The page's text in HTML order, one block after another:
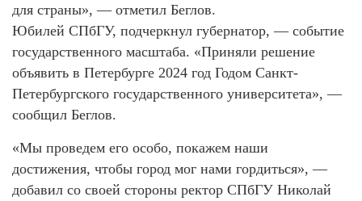
для страны», — отметил Беглов.
Юбилей СПбГУ, подчеркнул губернатор, — событие
государственного масштаба. «Приняли решение
объявить в Петербурге 2024 год Годом Санкт-
Петербургского государственного университета», —
сообщил Беглов.
«Мы проведем его особо, покажем наши
достижения, чтобы город мог нами гордиться», —
добавил со своей стороны ректор СПбГУ Николай